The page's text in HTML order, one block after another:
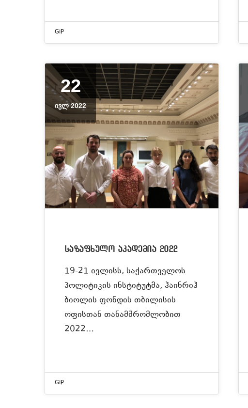
GIP
22
ᲘᲕᲚ 2022
საზაფხულო აკადემია 2022
19-21 ივლისს, საქართველოს
პოლიტიკის ინსტიტუტმა, ჰაინრიჰ
ბიოლის ფონდის თბილისის
ოფისთან თანამშრომლობით
2022…
GIP